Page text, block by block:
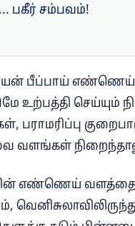
பகீர் சம்பவம்!
பீப்பாய் எண்ணெய்
உற்பத்தி செய்யும்
பராமரிப்பு
வளங்கள்
எண்ணெய் வளத்தை